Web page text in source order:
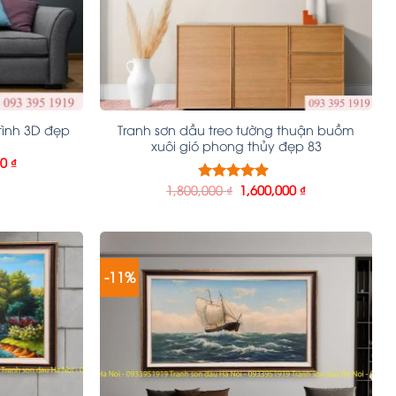
3D đẹp
₫
Tranh sơn dầu treo tường thuận buồm
xuôi gió phong thủy đẹp 83
Được xếp
1,800,000₫ 1,600,000₫
-11%